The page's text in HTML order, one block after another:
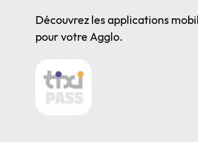
Découvrez les applications
pour votre Agglo.